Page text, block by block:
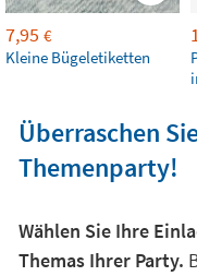
7,95 €
Kleine Bügeletiketten
Überraschen
Themenparty!
Wählen Sie Ihre
Themas Ihrer Party.